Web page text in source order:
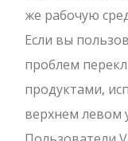
же рабочую
Если вы
проблем
продуктами,
верхнем левом